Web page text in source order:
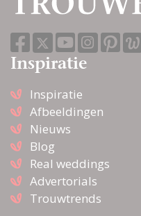
Inspiratie
Inspiratie
Afbeeldingen
Nieuws
Blog
Real weddings
Advertorials
Trouwtrends